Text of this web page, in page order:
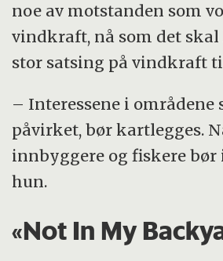
noe av motstanden som
vindkraft, nå som det
stor satsing på vindkraft
– Interessene i områdene
påvirket, bør kartlegges.
innbyggere og fiskere bør
hun.
«Not In My